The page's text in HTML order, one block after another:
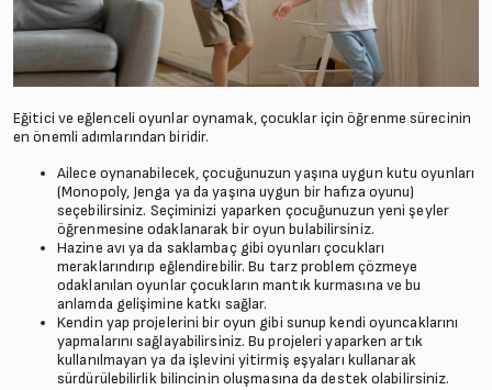
Eğitici ve eğlenceli oyunlar oynamak, çocuklar için öğrenme sürecinin
en önemli adımlarından biridir.
Ailece oynanabilecek, çocuğunuzun yaşına uygun kutu oyunları
(Monopoly, Jenga ya da yaşına uygun bir hafıza oyunu)
seçebilirsiniz. Seçiminizi yaparken çocuğunuzun yeni şeyler
öğrenmesine odaklanarak bir oyun bulabilirsiniz.
Hazine avı ya da saklambaç gibi oyunları çocukları
meraklarındırıp eğlendirebilir. Bu tarz problem çözmeye
odaklanılan oyunlar çocukların mantık kurmasına ve bu
anlamda gelişimine katkı sağlar.
Kendin yap projelerini bir oyun gibi sunup kendi oyuncaklarını
yapmalarını sağlayabilirsiniz. Bu projeleri yaparken artık
kullanılmayan ya da işlevini yitirmiş eşyaları kullanarak
sürdürülebilirlik bilincinin oluşmasına da destek olabilirsiniz.